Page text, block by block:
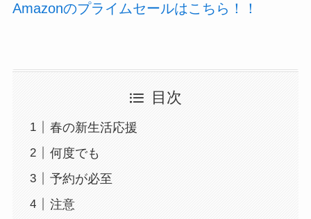
Amazonのプライムセールはこちら！！
目次
春の新生活応援
何度でも
予約が必至
注意